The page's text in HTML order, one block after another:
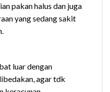
pakan halus dan juga
yang sedang sakit
luar dengan
agar tdk